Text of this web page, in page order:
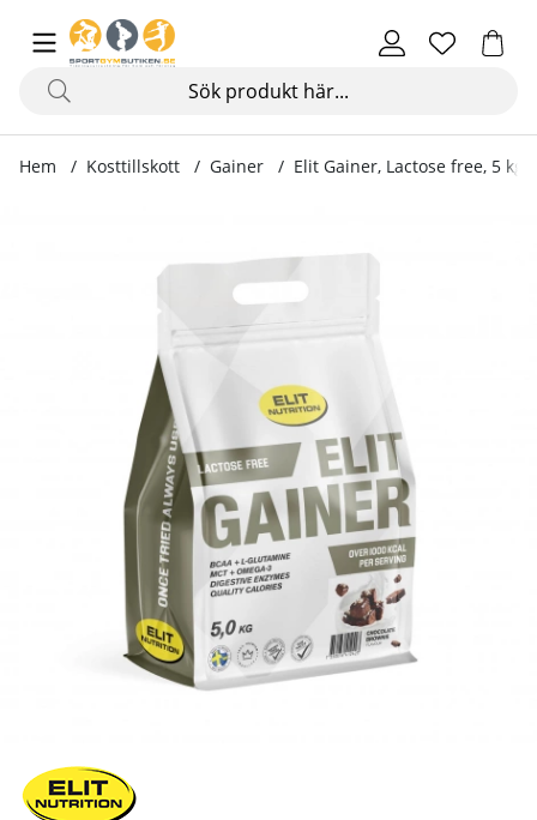
Hem Kosttillskott Gainer Elit Gainer, Lactose free, 5 kg